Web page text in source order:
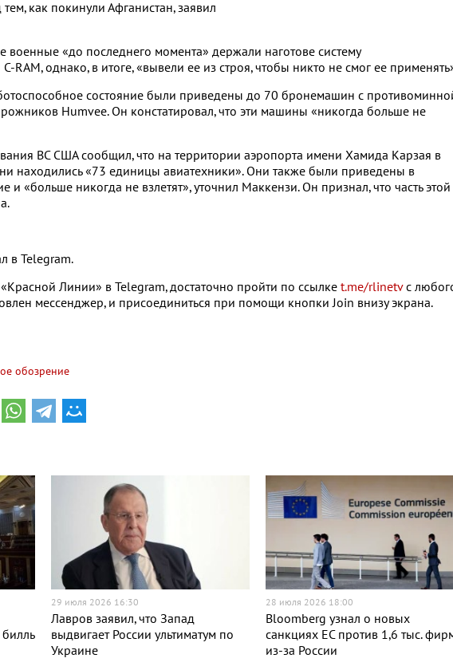
как покинули Афганистан, заявил
военные «до последнего момента» держали наготове систему
однако, в итоге, «вывели ее из строя, чтобы никто не смог ее
состояние были приведены до 70 бронемашин с
Humvee. Он констатировал, что эти машины «никогда больше не
ВС США сообщил, что на территории аэропорта имени Хамида Карзая в
находились «73 единицы авиатехники». Они также были приведены в
и «больше никогда не взлетят», уточнил Маккензи. Он признал, что часть этой
в Telegram.
Линии» в Telegram, достаточно пройти по ссылке t.me/rlinetvс
мессенджер, и присоединиться при помощи кнопки Join внизу экрана.
обозрение
29 июля 2026 16:30
Лавров заявил, что Запад
выдвигает России ультиматум по
Украине
28 июля 2026 18:00
Bloomberg узнал о новых
санкциях ЕС против 1,6 тыс.
из-за России